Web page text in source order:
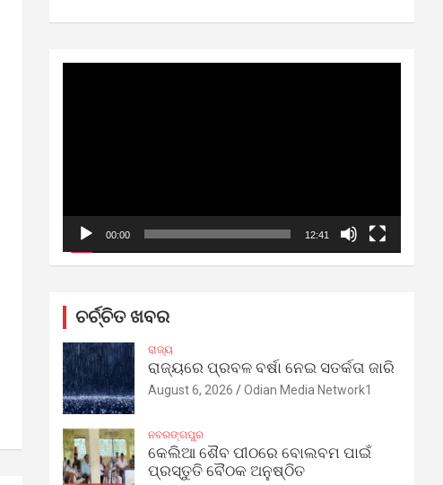
00:00 12:41
ଚର୍ଚ୍ଚିତ ଖବର
ରାଜ୍ୟ
ରାଜ୍ୟରେ ପ୍ରବଳ ବର୍ଷା ନେଇ ସତର୍କତା ଜାରି
August 6, 2026 Odian Media Network1
ନବରଙ୍ଗପୁର
କେଲିଆ ଶୈବ ପୀଠରେ ବୋଲବମ ପାଇଁ
ପ୍ରସ୍ତୁତି ବୈଠକ ଅନୁଷ୍ଠିତ